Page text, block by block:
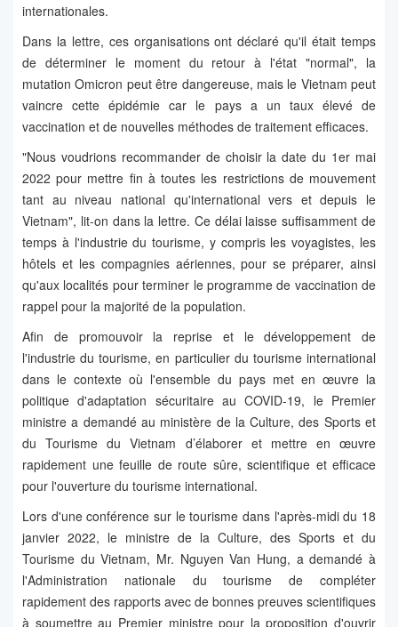
internationales.
Dans la lettre, ces organisations ont déclaré qu'il était temps
de déterminer le moment du retour à l'état "normal", la
mutation Omicron peut être dangereuse, mais le Vietnam peut
vaincre cette épidémie car le pays a un taux élevé de
vaccination et de nouvelles méthodes de traitement efficaces.
"Nous voudrions recommander de choisir la date du 1er mai
2022 pour mettre fin à toutes les restrictions de mouvement
tant au niveau national qu'international vers et depuis le
Vietnam", lit-on dans la lettre. Ce délai laisse suffisamment de
temps à l'industrie du tourisme, y compris les voyagistes, les
hôtels et les compagnies aériennes, pour se préparer, ainsi
qu'aux localités pour terminer le programme de vaccination de
rappel pour la majorité de la population.
Afin de promouvoir la reprise et le développement de
l'industrie du tourisme, en particulier du tourisme international
dans le contexte où l'ensemble du pays met en œuvre la
politique d'adaptation sécuritaire au COVID-19, le Premier
ministre a demandé au ministère de la Culture, des Sports et
du Tourisme du Vietnam d’élaborer et mettre en œuvre
rapidement une feuille de route sûre, scientifique et efficace
pour l'ouverture du tourisme international.
Lors d'une conférence sur le tourisme dans l'après-midi du 18
janvier 2022, le ministre de la Culture, des Sports et du
Tourisme du Vietnam, Mr. Nguyen Van Hung, a demandé à
l'Administration nationale du tourisme de compléter
rapidement des rapports avec de bonnes preuves scientifiques
à soumettre au Premier ministre pour la proposition d'ouvrir